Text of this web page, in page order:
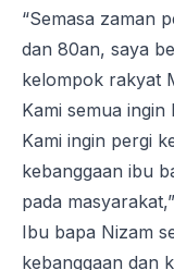
“Semasa zaman
dan 80an, saya
kelompok rakyat
Kami semua
Kami ingin pergi
kebanggaan ibu
pada
Ibu bapa Nizam
kebanggaan dan